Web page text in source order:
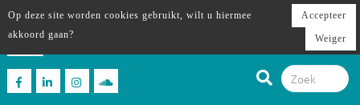
Op deze site worden cookies gebruikt, wilt u hiermee
akkoord gaan?
Accepteer
Weiger